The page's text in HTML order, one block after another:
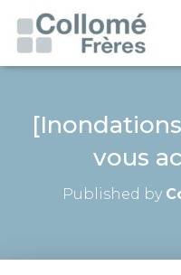
vous
Published by